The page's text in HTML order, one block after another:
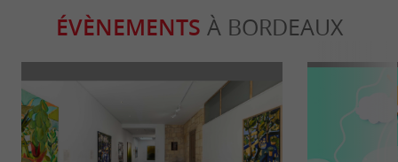
ÉVÈNEMENTS À BORDEAUX